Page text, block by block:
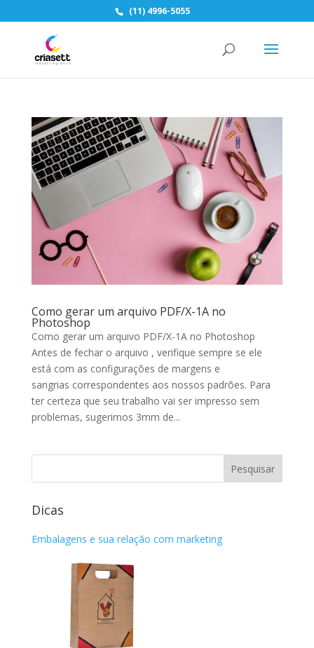
(11) 4996-5055
Como gerar um arquivo PDF/X-1A no
Photoshop
Como gerar um arquivo PDF/X-1A no Photoshop
Antes de fechar o arquivo , verifique sempre se ele
está com as configurações de margens e
sangrias correspondentes aos nossos padrões. Para
ter certeza que seu trabalho vai ser impresso sem
problemas, sugerimos 3mm de...
Dicas
Embalagens e sua relação com marketing